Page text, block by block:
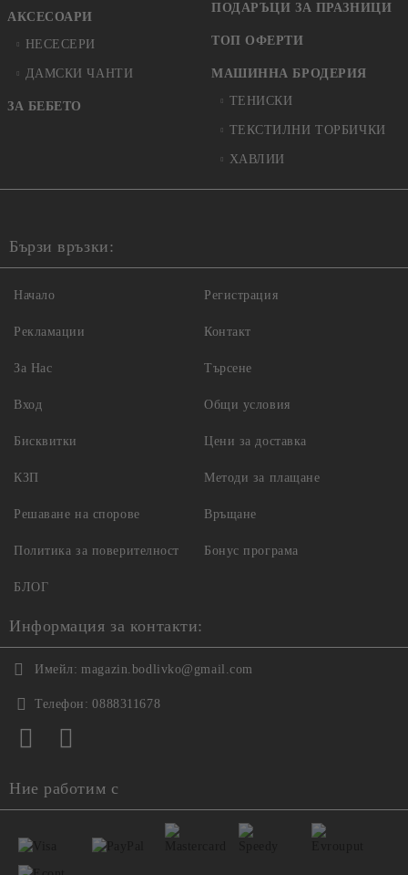
АКСЕСОАРИ
НЕСЕСЕРИ
ДАМСКИ ЧАНТИ
ЗА БЕБЕТО
ПОДАРЪЦИ ЗА ПРАЗНИЦИ
ТОП ОФЕРТИ
МАШИННА БРОДЕРИЯ
ТЕНИСКИ
ТЕКСТИЛНИ ТОРБИЧКИ
ХАВЛИИ
Бързи връзки:
Начало
Рекламации
За Нас
Вход
Регистрация
Контакт
Търсене
Общи условия
Бисквитки
КЗП
Решаване на спорове
Политика за поверителност
Цени за доставка
Методи за плащане
Връщане
Бонус програма
БЛОГ
Информация за контакти:
Имейл: magazin.bodlivko@gmail.com
Телефон: 0888311678
Ние работим с